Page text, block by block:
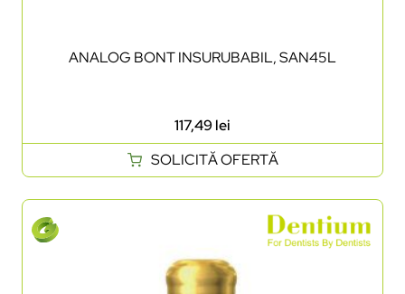
ANALOG BONT INSURUBABIL, SAN45L
117,49lei
SOLICITĂ OFERTĂ